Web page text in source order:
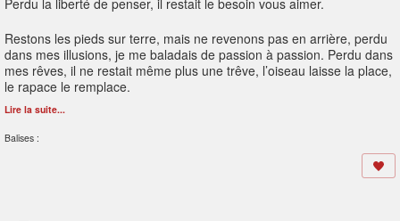
Perdu la liberté de penser, il restait le besoin vous aimer.
Restons les pieds sur terre, mais ne revenons pas en arrière, perdu
dans mes illusions, je me baladais de passion à passion. Perdu dans
mes rêves, il ne restait même plus une trêve, l’oiseau laisse la place,
le rapace le remplace.
Lire la suite...
Balises :